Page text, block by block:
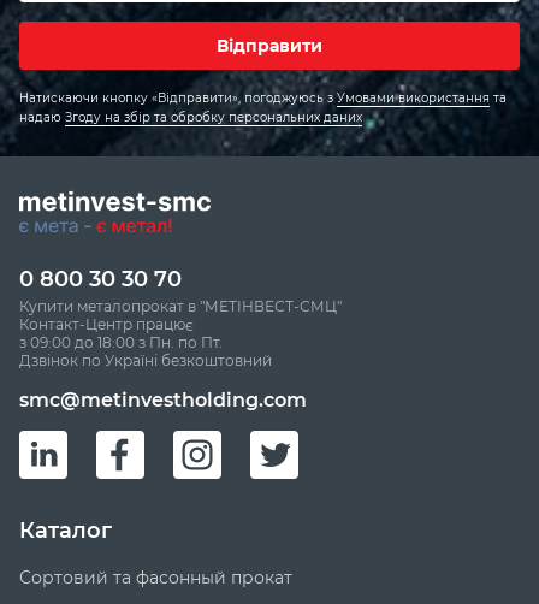
Відправити
Натискаючи кнопку «Відправити», погоджуюсь з Умовами використання та
надаю Згоду на збір та обробку персональних даних
0 800 30 30 70
Купити металопрокат в "МЕТІНВЕСТ-СМЦ"
Контакт-Центр працює
з 09:00 до 18:00 з Пн. по Пт.
Дзвінок по Україні безкоштовний
smc@metinvestholding.com
Каталог
Сортовий та фасонный прокат